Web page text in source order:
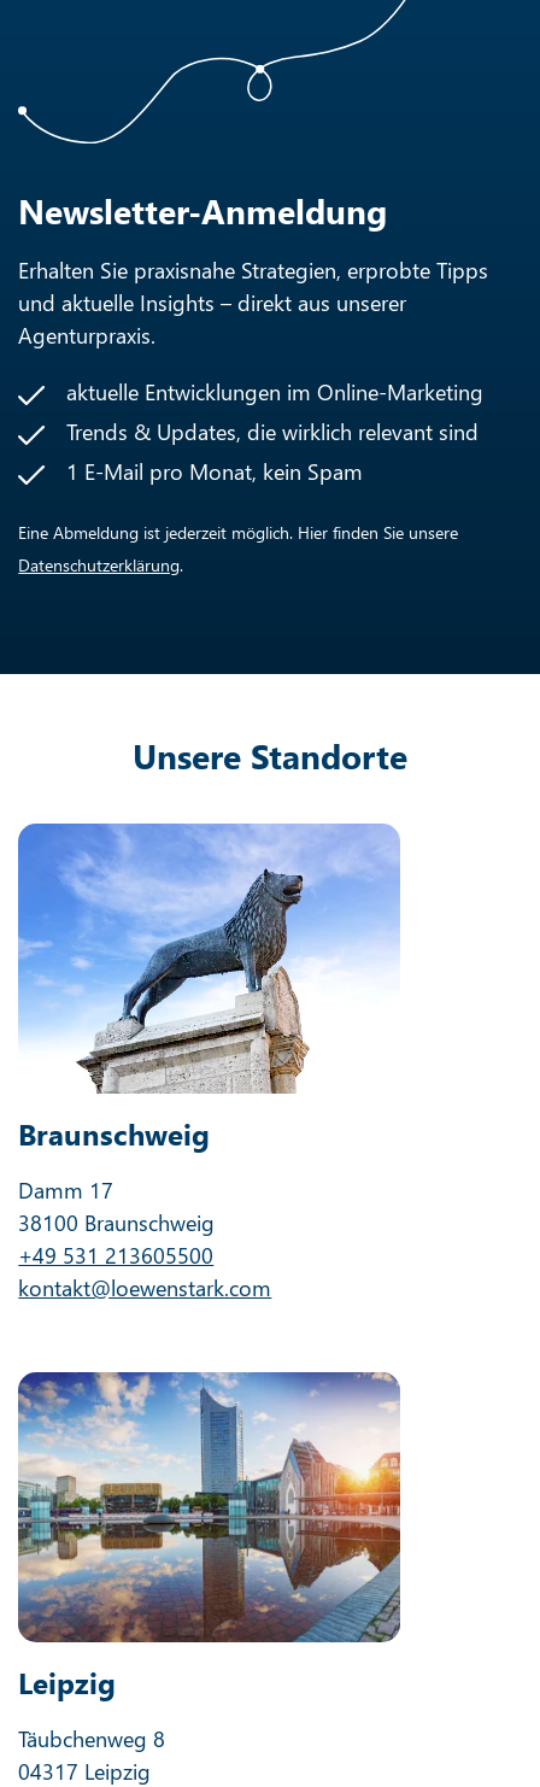
Newsletter-Anmeldung
Erhalten Sie praxisnahe Strategien, erprobte Tipps
und aktuelle Insights – direkt aus unserer
Agenturpraxis.
aktuelle Entwicklungen im Online-Marketing
Trends & Updates, die wirklich relevant sind
1 E-Mail pro Monat, kein Spam
Eine Abmeldung ist jederzeit möglich. Hier finden Sie unsere
Datenschutzerklärung.
Unsere Standorte
Braunschweig
Damm 17
38100 Braunschweig
+49 531 213605500
kontakt@loewenstark.com
Leipzig
Täubchenweg 8
04317 Leipzig